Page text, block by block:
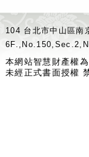
104 台北市中山區
本網站智慧財產權
未經正式書面授權